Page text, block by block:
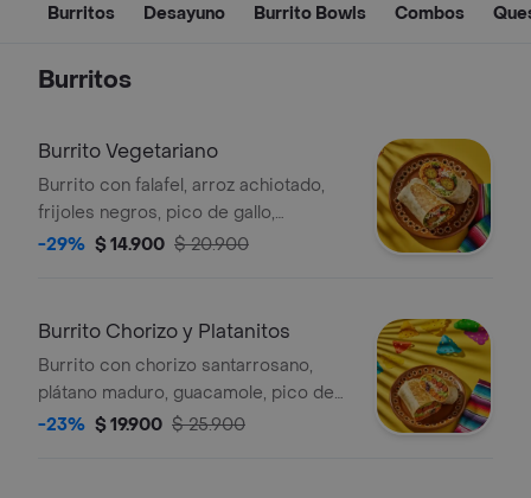
Burritos Desayuno Burrito Bowls Combos
Burritos
Burrito Vegetariano
Burrito con falafel, arroz achiotado,
frijoles negros, pico de gallo,
guacamole, queso, lechuga, totopos
-29% $ 14.900 $ 20.900
Burrito Chorizo y Platanitos
Burrito con chorizo santarrosano,
plátano maduro, guacamole, pico de
gallo, frijoles negros, arroz achiote,
-23% $ 19.900 $ 25.900